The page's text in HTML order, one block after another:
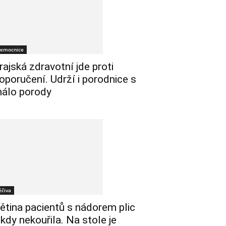
zdravotní jde proti
Udrží i porodnice s
porody
pacientů s nádorem plic
nekouřila. Na stole je